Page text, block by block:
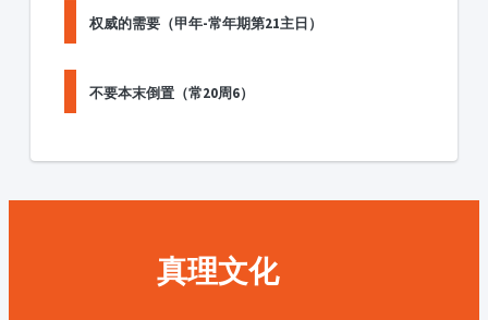
权威的需要（甲年-常年期第21主日）
不要本末倒置（常20周6）
真理文化